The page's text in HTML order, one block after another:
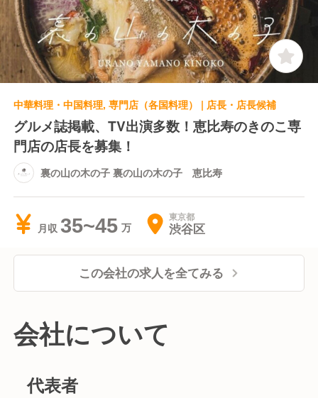
中華料理・中国料理, 専門店（各国料理） | 店長・店長候補
グルメ誌掲載、TV出演多数！恵比寿のきのこ専
門店の店長を募集！
裏の山の木の子 裏の山の木の子 恵比寿
月収 35~45 東京都
渋谷区
この会社の求人を全てみる
会社について
代表者